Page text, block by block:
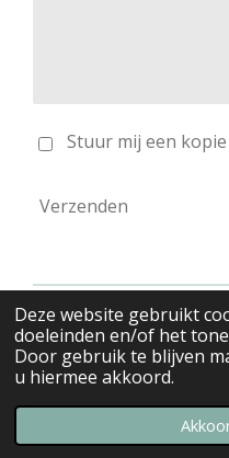
Deze website gebruikt
doeleinden en/of het
Door gebruik te blijven
u hiermee akkoord.
Stuur mij een kopie
Verzenden
© 2026 Ferm Puivelde